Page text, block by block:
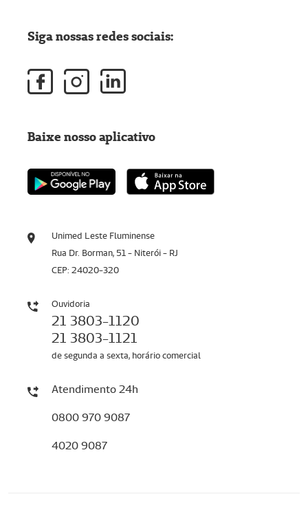
Unimed Leste Fluminense
Rua Dr. Borman, 51 - Niterói - RJ
CEP: 24020-320
Ouvidoria
21 3803-1120
21 3803-1121
de segunda a sexta, horário comercial
Atendimento 24h
0800 970 9087
4020 9087
Siga nossas redes sociais:
Baixe nosso aplicativo